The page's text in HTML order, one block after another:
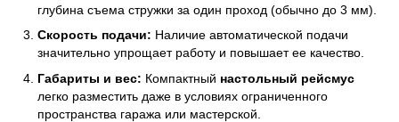
глубина съема стружки за один проход (обычно до 3 мм).
Скорость подачи: Наличие автоматической подачи
значительно упрощает работу и повышает ее качество.
Габариты и вес: Компактный настольный рейсмус
легко разместить даже в условиях ограниченного
пространства гаража или мастерской.